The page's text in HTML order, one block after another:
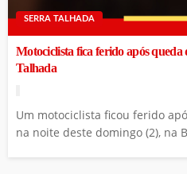
SERRA TALHADA
Motociclista fica ferido após
Talhada
Um motociclista ficou ferido
na noite deste domingo (2), na